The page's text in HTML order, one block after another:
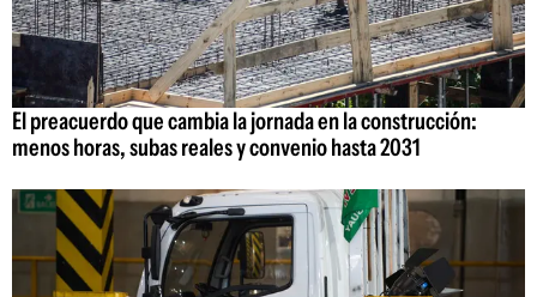
El preacuerdo que cambia la jornada en la construcción:
menos horas, subas reales y convenio hasta 2031